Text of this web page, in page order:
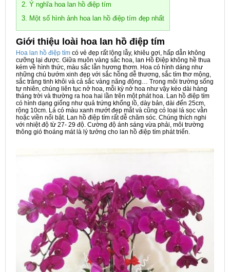
2. Ý nghĩa hoa lan hồ điệp tím
3. Một số hình ảnh hoa lan hồ điệp tím đẹp nhất
Giới thiệu loài hoa lan hồ điệp tím
Hoa lan hồ điệp tím có vẻ đẹp rất lộng lẫy, khiêu gợi, hấp dẫn không
cưỡng lại được. Giữa muôn vàng sắc hoa, lan Hồ Điệp không hề thua
kém về hình thức, màu sắc lẫn hương thơm. Hoa có hình dáng như
những chú bướm xinh đẹp với sắc hồng dễ thương, sắc tím thơ mộng,
sắc trắng tinh khôi và cả sắc vàng năng động… Trong môi trường sống
tự nhiên, chúng liên tục nở hoa, mỗi kỳ nở hoa như vậy kéo dài hàng
tháng trời và thường ra hoa hai lần trên một phát hoa. Lan hồ điệp tím
có hình dạng giống như quả trứng khổng lồ, dày bản, dài đến 25cm,
rộng 10cm. Lá có màu xanh mướt đẹp mắt và cũng có loại lá sọc vằn
hoặc viền nổi bật. Lan hồ điệp tím rất dễ chăm sóc. Chúng thích nghi
với nhiệt độ từ 27- 29 độ. Cường độ ánh sáng vừa phải, môi trường
thông gió thoáng mát là lý tưởng cho lan hồ điệp tím phát triển.